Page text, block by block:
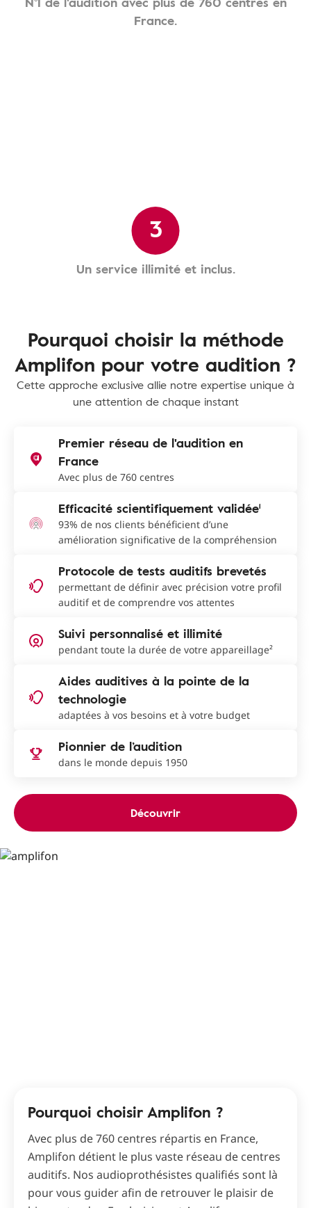
France.
3
Un service illimité et inclus.
Pourquoi choisir la méthode
Amplifon pour votre audition ?
Cette approche exclusive allie notre expertise unique à
une attention de chaque instant
Premier réseau de l'audition en
France
Avec plus de 760 centres
Efficacité scientifiquement validée¹
93% de nos clients bénéficient d’une
amélioration significative de la compréhension
Protocole de tests auditifs brevetés
permettant de définir avec précision votre profil
auditif et de comprendre vos attentes
Suivi personnalisé et illimité
pendant toute la durée de votre appareillage²
Aides auditives à la pointe de la
technologie
adaptées à vos besoins et à votre budget
Pionnier de l’audition
dans le monde depuis 1950
Découvrir
Pourquoi choisir Amplifon ?
Avec plus de 760 centres répartis en France,
Amplifon détient le plus vaste réseau de centres
auditifs. Nos audioprothésistes qualifiés sont là
pour vous guider afin de retrouver le plaisir de